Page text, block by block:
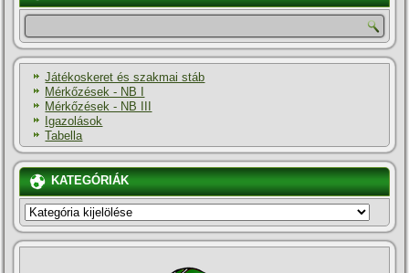
Játékoskeret és szakmai stáb
Mérkőzések - NB I
Mérkőzések - NB III
Igazolások
Tabella
KATEGÓRIÁK
KATEGÓRIÁK